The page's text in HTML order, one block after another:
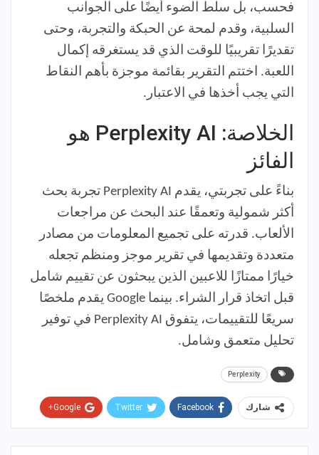
فحسب، بل سلط الضوء أيضًا على الجوانب
السلبية، وقدم لمحة عن الحبكة والتجربة، وحتى
تقديرًا تقريبيًا للوقت الذي قد يستغرقه إكمال
اللعبة. اختتم التقرير بقائمة موجزة بأهم النقاط
التي يجب أخذها في الاعتبار.
الخلاصة: Perplexity AI هو
الفائز
بناءً على تجربتي، يقدم Perplexity AI تجربة بحث
أكثر شمولية وتعمقًا عند البحث عن مراجعات
الألعاب. قدرته على تجميع المعلومات من مصادر
متعددة وتقديمها في تقرير موجز ومنظم تجعله
خيارًا ممتازًا للاعبين الذين يبحثون عن تقييم شامل
قبل اتخاذ قرار الشراء. بينما Google يقدم ملخصًا
سريعًا للتقييمات، يتفوق Perplexity AI في توفير
تحليل متعمق وشامل.
Perplexity
شارك Facebook
Twitter
Google+